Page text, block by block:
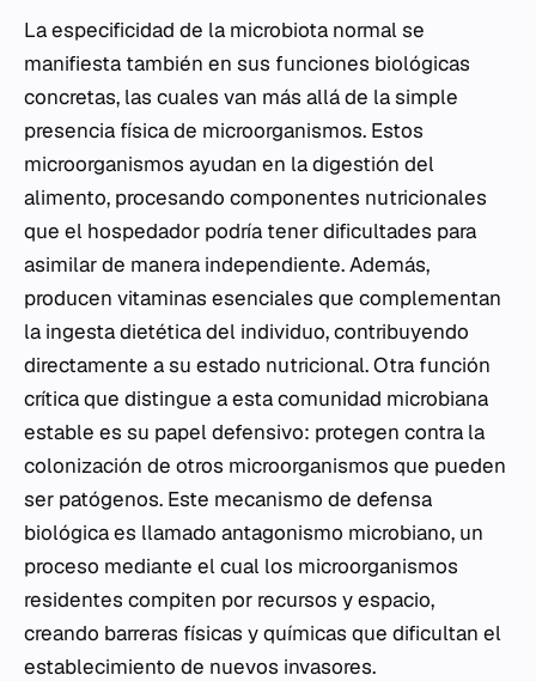
La especificidad de la microbiota normal se
manifiesta también en sus funciones biológicas
concretas, las cuales van más allá de la simple
presencia física de microorganismos. Estos
microorganismos ayudan en la digestión del
alimento, procesando componentes nutricionales
que el hospedador podría tener dificultades para
asimilar de manera independiente. Además,
producen vitaminas esenciales que complementan
la ingesta dietética del individuo, contribuyendo
directamente a su estado nutricional. Otra función
crítica que distingue a esta comunidad microbiana
estable es su papel defensivo: protegen contra la
colonización de otros microorganismos que pueden
ser patógenos. Este mecanismo de defensa
biológica es llamado antagonismo microbiano, un
proceso mediante el cual los microorganismos
residentes compiten por recursos y espacio,
creando barreras físicas y químicas que dificultan el
establecimiento de nuevos invasores.